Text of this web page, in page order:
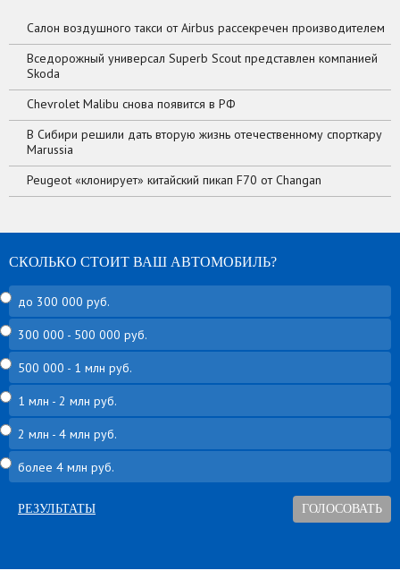
Салон воздушного такси от Airbus рассекречен производителем
Вседорожный универсал Superb Scout представлен компанией
Skoda
Chevrolet Malibu снова появится в РФ
В Сибири решили дать вторую жизнь отечественному спорткару
Marussia
Peugeot «клонирует» китайский пикап F70 от Changan
СКОЛЬКО СТОИТ ВАШ АВТОМОБИЛЬ?
до 300 000 руб.
300 000 - 500 000 руб.
500 000 - 1 млн руб.
1 млн - 2 млн руб.
2 млн - 4 млн руб.
более 4 млн руб.
РЕЗУЛЬТАТЫ